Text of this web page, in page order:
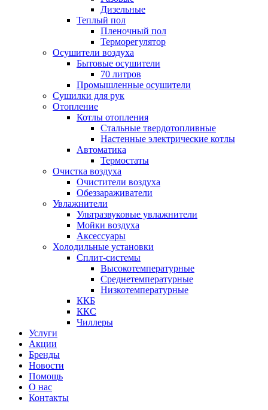
Дизельные
Теплый пол
Пленочный пол
Терморегулятор
Осушители воздуха
Бытовые осушители
70 литров
Промышленные осушители
Сушилки для рук
Отопление
Котлы отопления
Стальные твердотопливные
Настенные электрические котлы
Автоматика
Термостаты
Очистка воздуха
Очистители воздуха
Обеззараживатели
Увлажнители
Ультразвуковые увлажнители
Мойки воздуха
Аксессуары
Холодильные установки
Сплит-системы
Высокотемпературные
Среднетемпературные
Низкотемпературные
ККБ
ККС
Чиллеры
Услуги
Акции
Бренды
Новости
Помощь
О нас
Контакты